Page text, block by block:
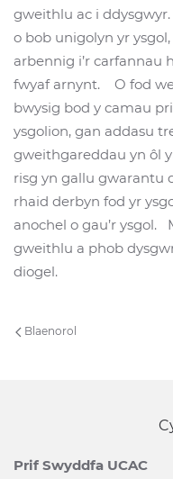
gweithlu ac i
o bob unigolyn yr
arbennig i’r carfannau
fwyaf arnynt. O fod
bwysig bod y camau
ysgolion, gan addasu
gweithgareddau yn ôl
risg yn gallu gwarantu
rhaid derbyn fod yr
anochel o gau’r ysgol.
gweithlu a phob
diogel.
Blaenorol
Prif Swyddfa UCAC